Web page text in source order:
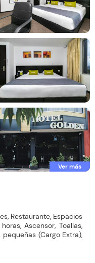
Ver más
Restaurante, Espacios
Ascensor, Toallas,
(Cargo Extra),